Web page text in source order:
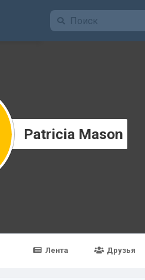
Patricia Mason
Лента Друзья